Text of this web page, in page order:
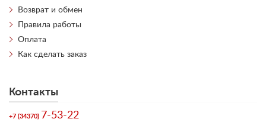
Возврат и обмен
Правила работы
Оплата
Как сделать заказ
Контакты
+7 (34370) 7-53-22